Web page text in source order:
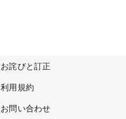
お詫びと訂正
利用規約
お問い合わせ